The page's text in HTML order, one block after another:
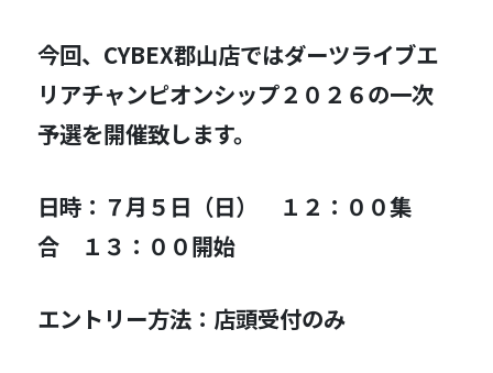
今回、CYBEX郡山店ではダーツライブエ
リアチャンピオンシップ２０２６の一次
予選を開催致します。
日時：７月５日（日） １２：００集
合 １３：００開始
エントリー方法：店頭受付のみ